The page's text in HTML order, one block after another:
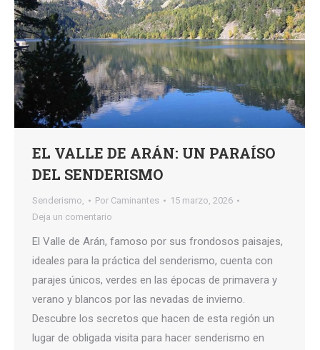
EL VALLE DE ARÁN: UN PARAÍSO
DEL SENDERISMO
Senderismo, Por Caminantes
15 marzo, 2026
Deja un comentario
El Valle de Arán, famoso por sus frondosos paisajes,
ideales para la práctica del senderismo, cuenta con
parajes únicos, verdes en las épocas de primavera y
verano y blancos por las nevadas de invierno.
Descubre los secretos que hacen de esta región un
lugar de obligada visita para hacer senderismo en